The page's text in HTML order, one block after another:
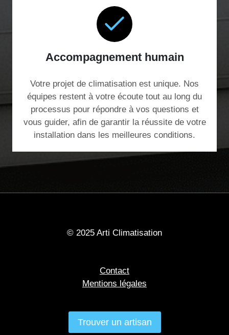
Accompagnement humain
Votre projet de climatisation est unique. Nos
équipes restent à votre écoute tout au long du
processus pour répondre à vos questions et
vous guider, afin de garantir la réussite de votre
installation dans les meilleures conditions.
© 2025 Arti Climatisation
Contact
Mentions légales
Trouver un artisan